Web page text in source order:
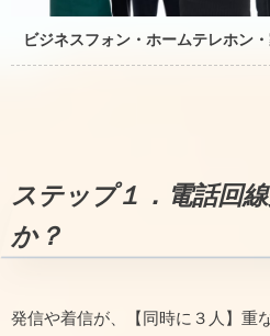
ビジネスフォン・ホームテレホン
ステップ１．電話回
か？
発信や着信が、【同時に３人】重